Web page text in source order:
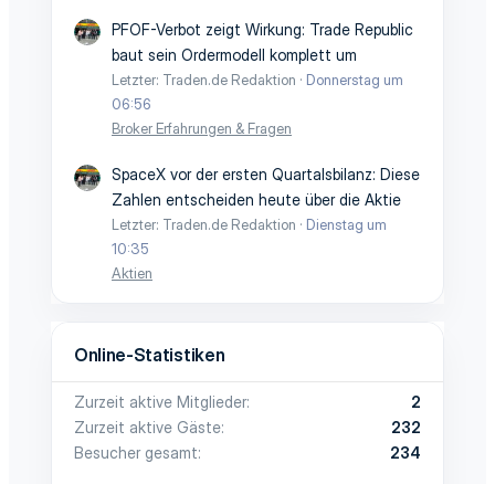
PFOF-Verbot zeigt Wirkung: Trade Republic
baut sein Ordermodell komplett um
Letzter: Traden.de Redaktion
Donnerstag um
06:56
Broker Erfahrungen & Fragen
SpaceX vor der ersten Quartalsbilanz: Diese
Zahlen entscheiden heute über die Aktie
Letzter: Traden.de Redaktion
Dienstag um
10:35
Aktien
Online-Statistiken
Zurzeit aktive Mitglieder
2
Zurzeit aktive Gäste
232
Besucher gesamt
234